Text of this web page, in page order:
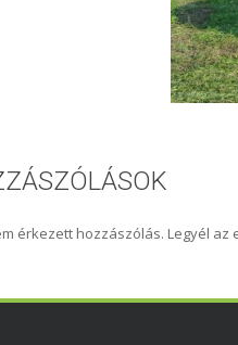
érkezett hozzászólás. Legyél az